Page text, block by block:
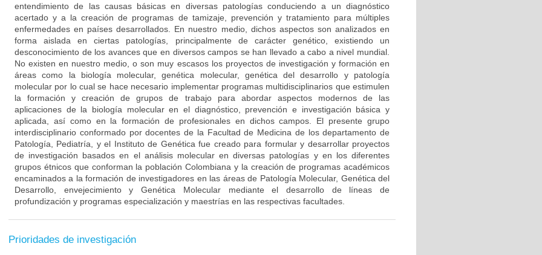
entendimiento de las causas básicas en diversas patologías conduciendo a un diagnóstico
acertado y a la creación de programas de tamizaje, prevención y tratamiento para múltiples
enfermedades en países desarrollados. En nuestro medio, dichos aspectos son analizados en
forma aislada en ciertas patologías, principalmente de carácter genético, existiendo un
desconocimiento de los avances que en diversos campos se han llevado a cabo a nivel mundial.
No existen en nuestro medio, o son muy escasos los proyectos de investigación y formación en
áreas como la biología molecular, genética molecular, genética del desarrollo y patología
molecular por lo cual se hace necesario implementar programas multidisciplinarios que estimulen
la formación y creación de grupos de trabajo para abordar aspectos modernos de las
aplicaciones de la biología molecular en el diagnóstico, prevención e investigación básica y
aplicada, así como en la formación de profesionales en dichos campos. El presente grupo
interdisciplinario conformado por docentes de la Facultad de Medicina de los departamento de
Patología, Pediatría, y el Instituto de Genética fue creado para formular y desarrollar proyectos
de investigación basados en el análisis molecular en diversas patologías y en los diferentes
grupos étnicos que conforman la población Colombiana y la creación de programas académicos
encaminados a la formación de investigadores en las áreas de Patología Molecular, Genética del
Desarrollo, envejecimiento y Genética Molecular mediante el desarrollo de líneas de
profundización y programas especialización y maestrías en las respectivas facultades.
Prioridades de investigación